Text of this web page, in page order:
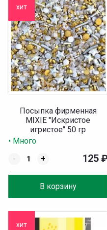
хит
Посыпка фирменная
MIXIE "Искристое
игристое" 50 гр
• Много
-
+
В корзину
125
хит